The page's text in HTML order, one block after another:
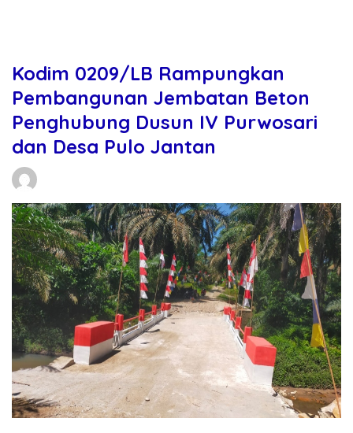
Kodim 0209/LB Rampungkan
Pembangunan Jembatan Beton
Penghubung Dusun IV Purwosari
dan Desa Pulo Jantan